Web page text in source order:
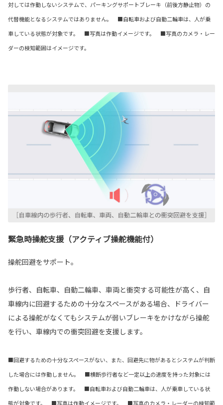
対しては作動しないシステムで、パーキングサポートブレーキ（前後方静止物）の
代替機能となるシステムではありません。 ■自転車および自動二輪車は、人が乗
車している状態が対象です。 ■写真は作動イメージです。 ■写真のカメラ・レー
ダーの検知範囲はイメージです。
緊急時操舵支援（アクティブ操舵機能付）
操舵回避をサポート。
歩行者、自転車、自動二輪車、車両と衝突する可能性が高く、自
車線内に回避するための十分なスペースがある場合、ドライバー
による操舵がなくてもシステムが弱いブレーキをかけながら操舵
を行い、車線内での衝突回避を支援します。
■回避するための十分なスペースがない、また、回避先に物があるとシステムが判断
した場合には作動しません。 ■横断歩行者など一定以上の速度を持った対象には
作動しない場合があります。 ■自転車および自動二輪車は、人が乗車している状
態が対象です。 ■写真は作動イメージです。 ■写真のカメラ・レーダーの検知範